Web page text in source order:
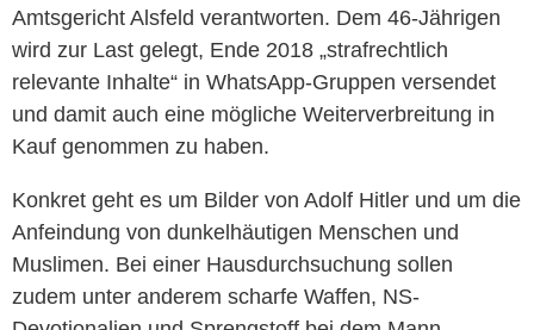
Amtsgericht Alsfeld verantworten. Dem 46-Jährigen
wird zur Last gelegt, Ende 2018 „strafrechtlich
relevante Inhalte“ in WhatsApp-Gruppen versendet
und damit auch eine mögliche Weiterverbreitung in
Kauf genommen zu haben.
Konkret geht es um Bilder von Adolf Hitler und um die
Anfeindung von dunkelhäutigen Menschen und
Muslimen. Bei einer Hausdurchsuchung sollen
zudem unter anderem scharfe Waffen, NS-